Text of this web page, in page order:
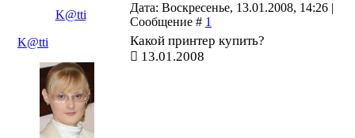
K@tti
Дата: Воскресенье, 13.01.2008, 14:26 |
Сообщение # 1
K@tti
Какой принтер купить?
13.01.2008